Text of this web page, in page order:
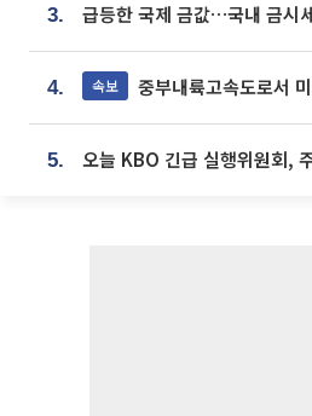
3. 급등한 국제 금값…국내 금시
4. 속보 중부내륙고속도로서
5. 오늘 KBO 긴급 실행위원회,